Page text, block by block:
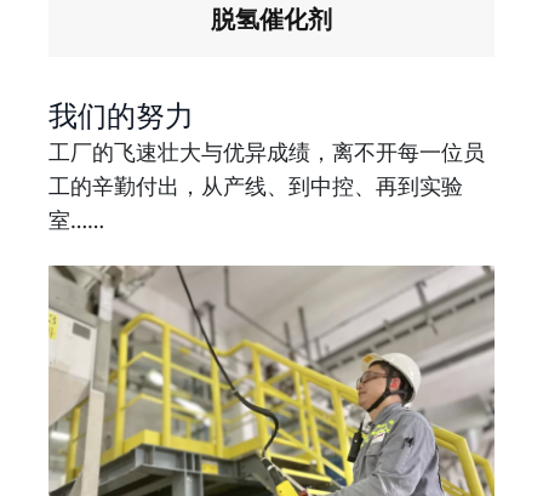
脱氢催化剂
我们的努力
工厂的飞速壮大与优异成绩，离不开每一位员
工的辛勤付出，从产线、到中控、再到实验
室……